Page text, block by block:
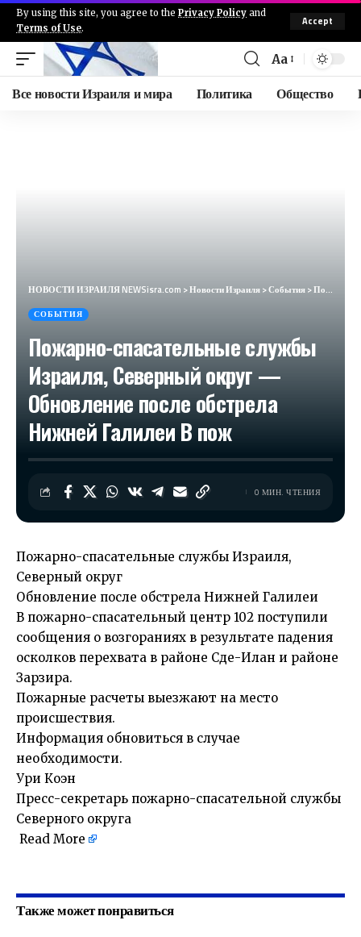
By using this site, you agree to the Privacy Policy and
Terms of Use.
Accept
Aa
Все новости Израиля и мира Политика Общество
НОВОСТИ ИЗРАИЛЯ NEWSisra.com >Новости Израиля>События>Пожарно-спасательные службы Израиля, Северный округ — Обновление после обстрела Нижней Галилеи В пож
СОБЫТИЯ
Пожарно-спасательные службы
Израиля, Северный округ —
Обновление после обстрела
Нижней Галилеи В пож
0 МИН. ЧТЕНИЯ
Пожарно-спасательные службы Израиля,
Северный округ
Обновление после обстрела Нижней Галилеи
В пожарно-спасательный центр 102 поступили
сообщения о возгораниях в результате падения
осколков перехвата в районе Сде-Илан и районе
Зарзира.
Пожарные расчеты выезжают на место
происшествия.
Информация обновиться в случае
необходимости.
Ури Коэн
Пресс-секретарь пожарно-спасательной службы
Северного округа
Read More
Также может понравиться